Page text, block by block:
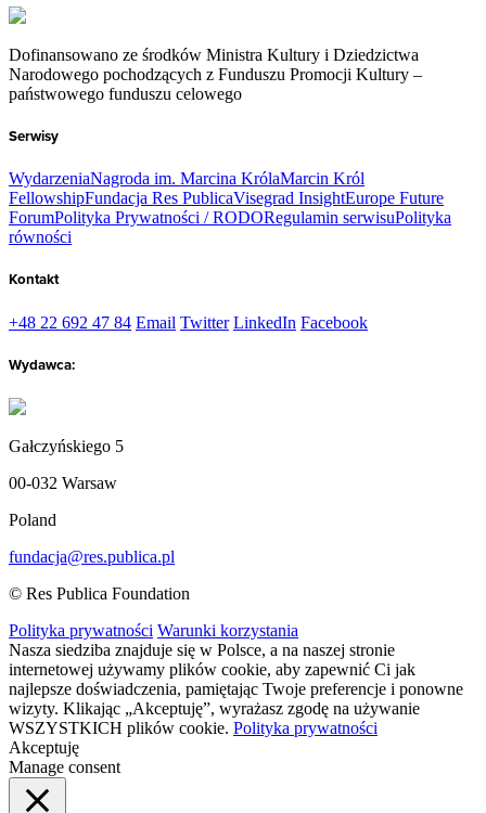
Dofinansowano ze środków Ministra Kultury i Dziedzictwa
Narodowego pochodzących z Funduszu Promocji Kultury –
państwowego funduszu celowego
Serwisy
WydarzeniaNagroda im. Marcina KrólaMarcin Król
FellowshipFundacja Res PublicaVisegrad InsightEurope Future
ForumPolityka Prywatności / RODORegulamin serwisuPolityka
równości
Kontakt
+48 22 692 47 84 Email Twitter LinkedIn Facebook
Wydawca:
Gałczyńskiego 5
00-032 Warsaw
Poland
fundacja@res.publica.pl
© Res Publica Foundation
Polityka prywatności Warunki korzystania
Nasza siedziba znajduje się w Polsce, a na naszej stronie
internetowej używamy plików cookie, aby zapewnić Ci jak
najlepsze doświadczenia, pamiętając Twoje preferencje i ponowne
wizyty. Klikając „Akceptuję”, wyrażasz zgodę na używanie
WSZYSTKICH plików cookie. Polityka prywatności
Akceptuję
Manage consent